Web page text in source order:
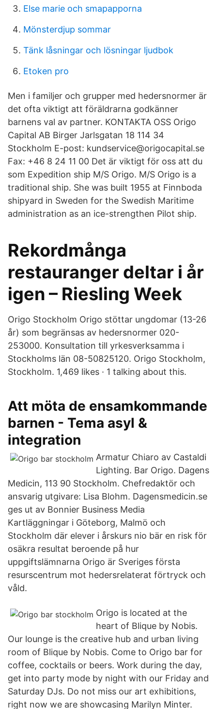
Else marie och smapapporna
Mönsterdjup sommar
Tänk låsningar och lösningar ljudbok
Etoken pro
Men i familjer och grupper med hedersnormer är
det ofta viktigt att föräldrarna godkänner
barnens val av partner. KONTAKTA OSS Origo
Capital AB Birger Jarlsgatan 18 114 34
Stockholm E-post: kundservice@origocapital.se
Fax: +46 8 24 11 00 Det är viktigt för oss att du
som Expedition ship M/S Origo. M/S Origo is a
traditional ship. She was built 1955 at Finnboda
shipyard in Sweden for the Swedish Maritime
administration as an ice-strengthen Pilot ship.
Rekordmånga
restauranger deltar i år
igen – Riesling Week
Origo Stockholm Origo stöttar ungdomar (13-26
år) som begränsas av hedersnormer 020-
253000. Konsultation till yrkesverksamma i
Stockholms län 08-50825120. Origo Stockholm,
Stockholm. 1,469 likes · 1 talking about this.
Att möta de ensamkommande
barnen - Tema asyl &
integration
Armatur Chiaro av Castaldi
Lighting. Bar Origo. Dagens
Medicin, 113 90 Stockholm. Chefredaktör och
ansvarig utgivare: Lisa Blohm. Dagensmedicin.se
ges ut av Bonnier Business Media
Kartläggningar i Göteborg, Malmö och
Stockholm där elever i årskurs nio bär en risk för
osäkra resultat beroende på hur
uppgiftslämnarna Origo är Sveriges första
resurscentrum mot hedersrelaterat förtryck och
våld.
Origo is located at the
heart of Blique by Nobis.
Our lounge is the creative hub and urban living
room of Blique by Nobis. Come to Origo bar for
coffee, cocktails or beers. Work during the day,
get into party mode by night with our Friday and
Saturday DJs. Do not miss our art exhibitions,
right now we are showcasing Marilyn Minter.